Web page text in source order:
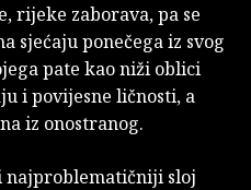
rijeke zaborava, pa se
sjećaju ponečega iz svog
pate kao niži oblici
i povijesne ličnosti, a
iz onostranog.
najproblematičniji sloj